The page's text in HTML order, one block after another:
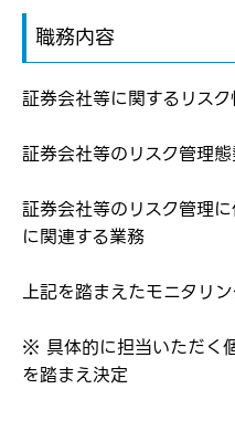
弊社ホームページ
弊社ホームページの
応募し、転職を決め
ログイン
お気に入り登録にはログ
パスワード
職務内容
証券会社等に関するリス
証券会社等のリスク管理
証券会社等のリスク管理
に関連する業務
上記を踏まえたモニタリ
※ 具体的に担当いただく
を踏まえ決定